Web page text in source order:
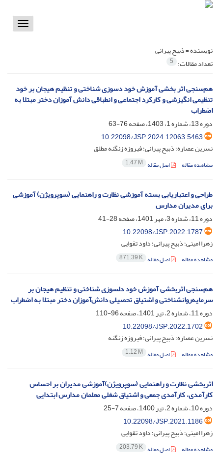
Toggle
نویسنده =ذبیح پیرانی
تعداد مقالات: 5
هم‌سنجی اثر بخشی آموزش خود دسوزی شناختی و تنظیم هیجان بر خود
تنظیمی انگیزشی و کارکرد اجتماعی و انطباقی دانش آموزان دختر مبتلا به
اضطراب
دوره 13، شماره 1، 1403، صفحه
76-63
10.22098/JSP.2024.12063.5463
نسرین عصاره؛ ذبیح پیرانی؛ فیروزه زنگنه مطلق
مشاهده مقاله اصل مقاله 1.47 M
طراحی و اعتباریابی بسته آموزشی نظارت و راهنمایی (سوپرویژن) آموزشی
برای مدیران مدارس
دوره 11، شماره 3، مهر 1401، صفحه
28-41
10.22098/JSP.2022.1787
زهرا امینی؛ ذبیح پیرانی؛ داود تقوایی
مشاهده مقاله اصل مقاله 871.39 K
هم‌سنجی اثربخشی آموزش خود دلسوزی شناختی و تنظیم هیجان بر
سرمایه‌روانشناختی و اشتیاق تحصیلی دانش‌آموزان دختر مبتلا به اضطراب
دوره 11، شماره 2، تیر 1401، صفحه
96-110
10.22098/JSP.2022.1702
نسرین عصاره؛ ذبیح پیرانی؛ فیروزه زنگنه
مشاهده مقاله اصل مقاله 1.12 M
اثربخشی نظارت و راهنمایی (سوپرویژن)آموزشی مدیران بر احساس
کارآمدی، کارآمدی جمعی و اشتیاق شغلی معلمان مدارس ابتدایی
دوره 10، شماره 2، تیر 1400، صفحه
7-25
10.22098/JSP.2021.1186
زهرا امینی؛ ذبیح پیرانی؛ داود تقوایی
مشاهده مقاله اصل مقاله 203.79 K